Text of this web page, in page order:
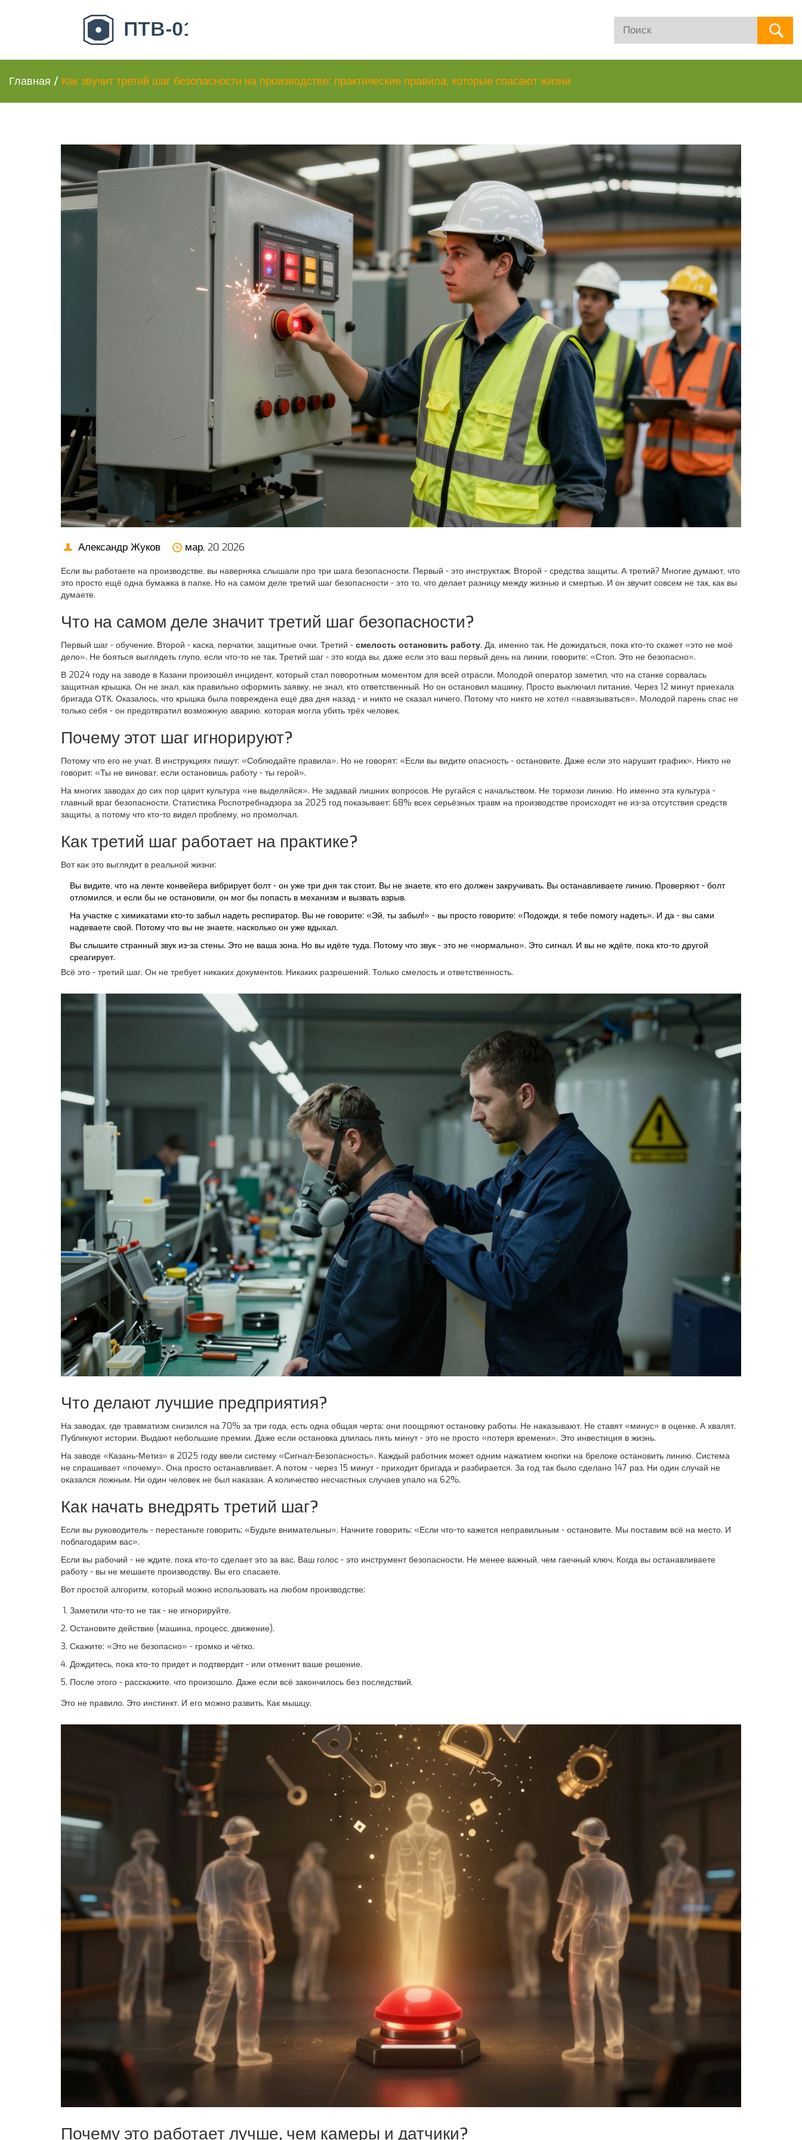
Главная / Как звучит третий шаг безопасности на производстве: практические правила, которые спасают жизни
Александр Жуков мар, 20 2026
Если вы работаете на производстве, вы наверняка слышали про три шага безопасности. Первый - это инструктаж. Второй - средства защиты. А третий? Многие думают, что
это просто ещё одна бумажка в папке. Но на самом деле третий шаг безопасности - это то, что делает разницу между жизнью и смертью. И он звучит совсем не так, как вы
думаете.
Что на самом деле значит третий шаг безопасности?
Первый шаг - обучение. Второй - каска, перчатки, защитные очки. Третий - смелость остановить работу. Да, именно так. Не дожидаться, пока кто-то скажет «это не моё
дело». Не бояться выглядеть глупо, если что-то не так. Третий шаг - это когда вы, даже если это ваш первый день на линии, говорите: «Стоп. Это не безопасно».
В 2024 году на заводе в Казани произошёл инцидент, который стал поворотным моментом для всей отрасли. Молодой оператор заметил, что на станке сорвалась
защитная крышка. Он не знал, как правильно оформить заявку, не знал, кто ответственный. Но он остановил машину. Просто выключил питание. Через 12 минут приехала
бригада ОТК. Оказалось, что крышка была повреждена ещё два дня назад - и никто не сказал ничего. Потому что никто не хотел «навязываться». Молодой парень спас не
только себя - он предотвратил возможную аварию, которая могла убить трёх человек.
Почему этот шаг игнорируют?
Потому что его не учат. В инструкциях пишут: «Соблюдайте правила». Но не говорят: «Если вы видите опасность - остановите. Даже если это нарушит график». Никто не
говорит: «Ты не виноват, если остановишь работу - ты герой».
На многих заводах до сих пор царит культура «не выделяйся». Не задавай лишних вопросов. Не ругайся с начальством. Не тормози линию. Но именно эта культура -
главный враг безопасности. Статистика Роспотребнадзора за 2025 год показывает: 68% всех серьёзных травм на производстве происходят не из-за отсутствия средств
защиты, а потому что кто-то видел проблему, но промолчал.
Как третий шаг работает на практике?
Вот как это выглядит в реальной жизни:
Вы видите, что на ленте конвейера вибрирует болт - он уже три дня так стоит. Вы не знаете, кто его должен закручивать. Вы останавливаете линию. Проверяют - болт
отломился, и если бы не остановили, он мог бы попасть в механизм и вызвать взрыв.
На участке с химикатами кто-то забыл надеть респиратор. Вы не говорите: «Эй, ты забыл!» - вы просто говорите: «Подожди, я тебе помогу надеть». И да - вы сами
надеваете свой. Потому что вы не знаете, насколько он уже вдыхал.
Вы слышите странный звук из-за стены. Это не ваша зона. Но вы идёте туда. Потому что звук - это не «нормально». Это сигнал. И вы не ждёте, пока кто-то другой
среагирует.
Всё это - третий шаг. Он не требует никаких документов. Никаких разрешений. Только смелость и ответственность.
Что делают лучшие предприятия?
На заводах, где травматизм снизился на 70% за три года, есть одна общая черта: они поощряют остановку работы. Не наказывают. Не ставят «минус» в оценке. А хвалят.
Публикуют истории. Выдают небольшие премии. Даже если остановка длилась пять минут - это не просто «потеря времени». Это инвестиция в жизнь.
На заводе «Казань-Метиз» в 2025 году ввели систему «Сигнал-Безопасность». Каждый работник может одним нажатием кнопки на брелоке остановить линию. Система
не спрашивает «почему». Она просто останавливает. А потом - через 15 минут - приходит бригада и разбирается. За год так было сделано 147 раз. Ни один случай не
оказался ложным. Ни один человек не был наказан. А количество несчастных случаев упало на 62%.
Как начать внедрять третий шаг?
Если вы руководитель - перестаньте говорить: «Будьте внимательны». Начните говорить: «Если что-то кажется неправильным - остановите. Мы поставим всё на место. И
поблагодарим вас».
Если вы рабочий - не ждите, пока кто-то сделает это за вас. Ваш голос - это инструмент безопасности. Не менее важный, чем гаечный ключ. Когда вы останавливаете
работу - вы не мешаете производству. Вы его спасаете.
Вот простой алгоритм, который можно использовать на любом производстве:
Заметили что-то не так - не игнорируйте.
Остановите действие (машина, процесс, движение).
Скажите: «Это не безопасно» - громко и чётко.
Дождитесь, пока кто-то придет и подтвердит - или отменит ваше решение.
После этого - расскажите, что произошло. Даже если всё закончилось без последствий.
Это не правило. Это инстинкт. И его можно развить. Как мышцу.
Почему это работает лучше, чем камеры и датчики?